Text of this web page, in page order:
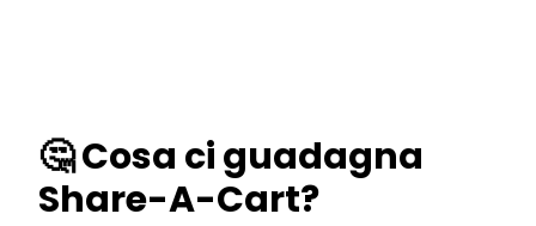
🤔 Cosa ci guadagna
Share-A-Cart?